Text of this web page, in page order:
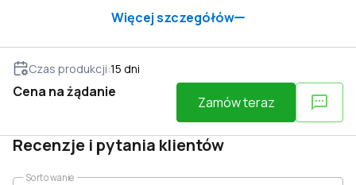
Więcej szczegółów
Czas produkcji:15 dni
Cena na żądanie
Zamów teraz
Recenzje i pytania klientów
Sortowanie